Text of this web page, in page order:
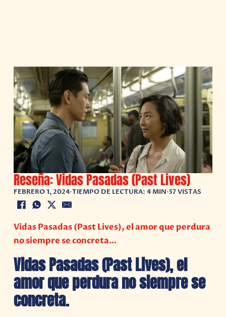
Reseña: Vidas Pasadas (Past Lives)
FEBRERO 1, 2024•TIEMPO DE LECTURA: 4 MIN•57 VISTAS
Vidas Pasadas (Past Lives), el amor que perdura
no siempre se concreta…
Vidas Pasadas (Past Lives), el
amor que perdura no siempre se
concreta.